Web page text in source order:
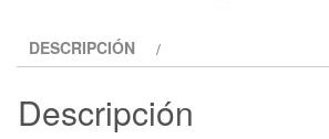
DESCRIPCIÓN
Descripción